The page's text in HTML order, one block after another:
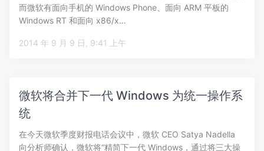
而微软有面向手机的 Windows Phone、面向 ARM 平板的
Windows RT 和面向 x86/x…
2014 年 9 月 9 日, 9:41 上午
微软将合并下一代 Windows 为统一操作系
统
在今天微软季度财报电话会议中，微软 CEO Satya Nadella
向分析师确认，微软将“精简下一代 Windows，通过将三大操